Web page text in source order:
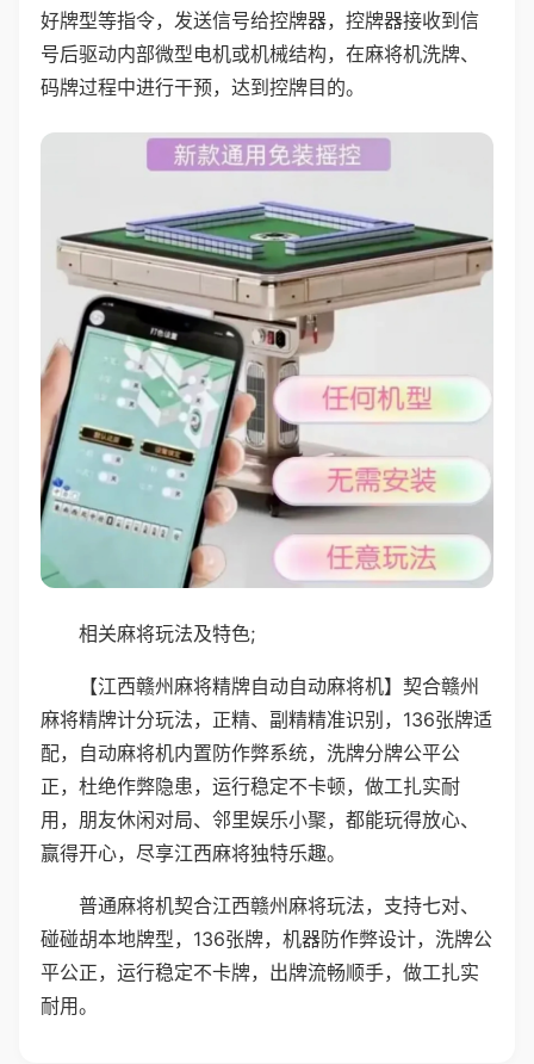
好牌型等指令，发送信号给控牌器，控牌器接收到信
号后驱动内部微型电机或机械结构，在麻将机洗牌、
码牌过程中进行干预，达到控牌目的。
相关麻将玩法及特色;
【江西赣州麻将精牌自动自动麻将机】契合赣州
麻将精牌计分玩法，正精、副精精准识别，136张牌适
配，自动麻将机内置防作弊系统，洗牌分牌公平公
正，杜绝作弊隐患，运行稳定不卡顿，做工扎实耐
用，朋友休闲对局、邻里娱乐小聚，都能玩得放心、
赢得开心，尽享江西麻将独特乐趣。
普通麻将机契合江西赣州麻将玩法，支持七对、
碰碰胡本地牌型，136张牌，机器防作弊设计，洗牌公
平公正，运行稳定不卡牌，出牌流畅顺手，做工扎实
耐用。